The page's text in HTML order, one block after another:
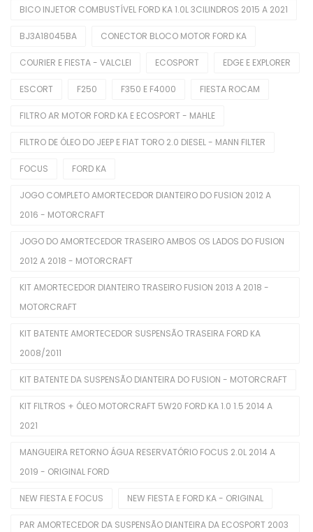
Difusores De Ar
Interruptores De Direção
Manopla De Câmbio
Pedais Do Freio
Limpeza Automotiva
Bombas De Combustível
Bombas De Óleo
Cabeçotes
Cabos De Velas
Corpo De Borboleta
Correias Dentadas
Correias Poly V
BICO INJETOR COMBUSTÍVEL FORD KA 1.0L 3CILINDROS 2015 A 2021
BJ3A18045BA CONECTOR BLOCO MOTOR FORD KA
COURIER E FIESTA - VALCLEI ECOSPORT EDGE E EXPLORER
ESCORT F250 F350 E F4000 FIESTA ROCAM
FILTRO AR MOTOR FORD KA E ECOSPORT - MAHLE
FILTRO DE ÓLEO DO JEEP E FIAT TORO 2.0 DIESEL - MANN FILTER
FOCUS FORD KA
JOGO COMPLETO AMORTECEDOR DIANTEIRO DO FUSION 2012 A
2016 - MOTORCRAFT
JOGO DO AMORTECEDOR TRASEIRO AMBOS OS LADOS DO FUSION
2012 A 2018 - MOTORCRAFT
KIT AMORTECEDOR DIANTEIRO TRASEIRO FUSION 2013 A 2018 -
MOTORCRAFT
KIT BATENTE AMORTECEDOR SUSPENSÃO TRASEIRA FORD KA
2008/2011
KIT BATENTE DA SUSPENSÃO DIANTEIRA DO FUSION - MOTORCRAFT
KIT FILTROS + ÓLEO MOTORCRAFT 5W20 FORD KA 1.0 1.5 2014 A
2021
MANGUEIRA RETORNO ÁGUA RESERVATÓRIO FOCUS 2.0L 2014 A
2019 - ORIGINAL FORD
NEW FIESTA E FOCUS NEW FIESTA E FORD KA - ORIGINAL
PAR AMORTECEDOR DA SUSPENSÃO DIANTEIRA DA ECOSPORT 2003